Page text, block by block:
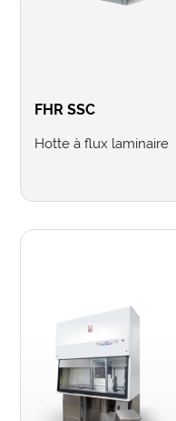
FHR SSC
Hotte à flux laminaire